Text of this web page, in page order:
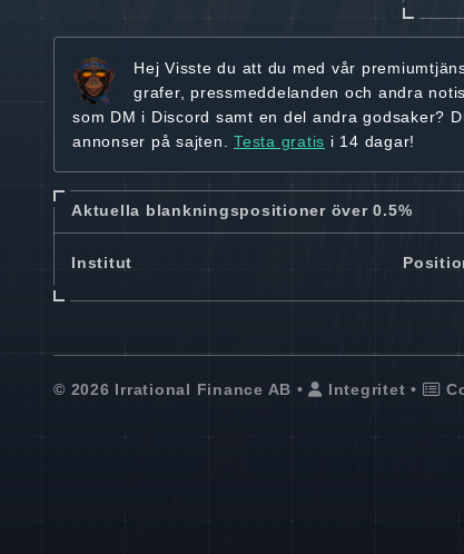
Hej Visste du att du med vår
grafer, pressmeddelanden och andra
som DM i Discord samt en del andra godsaker?
annonser på sajten. Testa gratis i 14 dagar!
Aktuella blankningspositioner över 0.5%
Institut
© 2026 Irrational Finance AB • Integritet •